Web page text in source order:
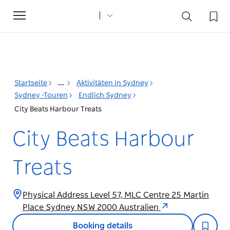
Toggle
navigation
Startseite ...
Aktivitäten in Sydney
Sydney -Touren
Endlich Sydney
City Beats Harbour Treats
City Beats Harbour
Treats
Physical Address Level 57, MLC Centre 25 Martin
Place Sydney NSW 2000 Australien
Booking details